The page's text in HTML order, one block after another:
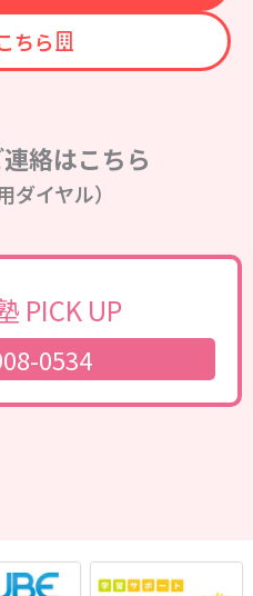
ちら
絡はこちら
ダイヤル）
PICK UP
0534